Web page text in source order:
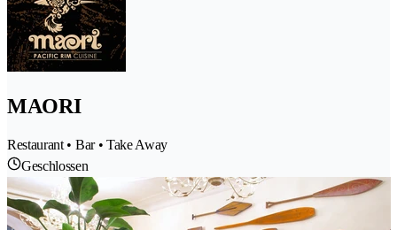
MAORI
Restaurant • Bar • Take Away
Geschlossen